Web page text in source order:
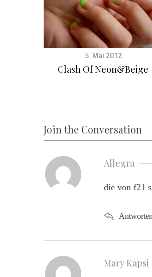
5. Mai 2012
Clash Of Neon&Beige
Join the Conversation
s
y
:
Allegra
die von f21
Antworten
s
Mary Kapsi